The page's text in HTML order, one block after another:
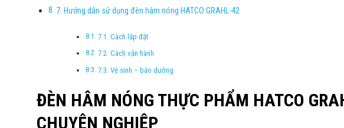
7. Hướng dẫn sử dụng đèn hâm nóng HATCO GRAHL-42
7.1. Cách lắp đặt
7.2. Cách vận hành
7.3. Vệ sinh – bảo dưỡng
ĐÈN HÂM NÓNG THỰC PHẨM HATCO
CHUYÊN NGHIỆP